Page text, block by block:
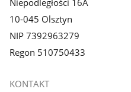
Niepodległości 16A
10-045 Olsztyn
NIP 7392963279
Regon 510750433
KONTAKT